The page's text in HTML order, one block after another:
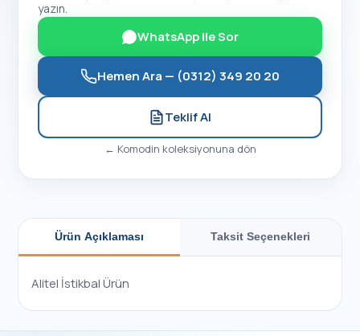
yazın.
WhatsApp ile Sor
Hemen Ara — (0312) 349 20 20
Teklif Al
← Komodin koleksiyonuna dön
Ürün Açıklaması Taksit Seçenekleri
Alitel İstikbal Ürün